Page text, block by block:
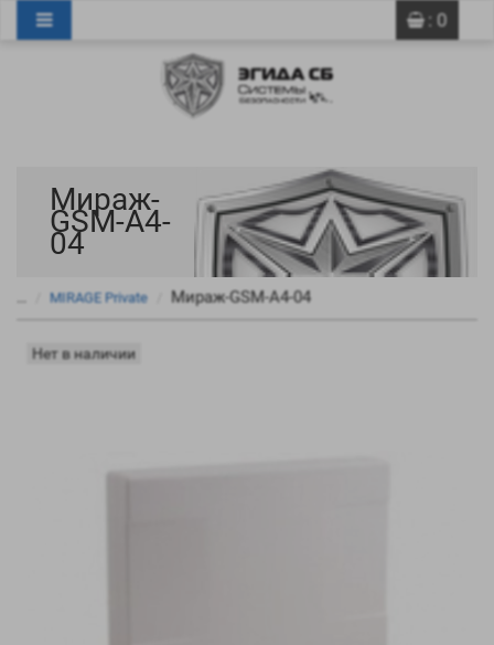
: 0
Мираж-
GSM-A4-
04
MIRAGE Private Мираж-GSM-A4-04
Нет в наличии